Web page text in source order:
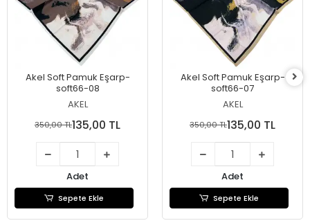
Akel Soft Pamuk Eşarp-
soft66-08
AKEL
350,00 TL135,00 TL
Adet
Sepete Ekle
Akel Soft Pamuk Eşarp-
soft66-07
AKEL
350,00 TL135,00 TL
Adet
Sepete Ekle